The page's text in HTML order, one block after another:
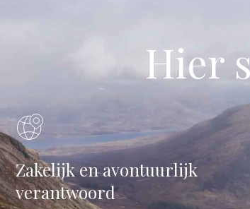
Hier
Zakelijk en avontuurlijk
verantwoord